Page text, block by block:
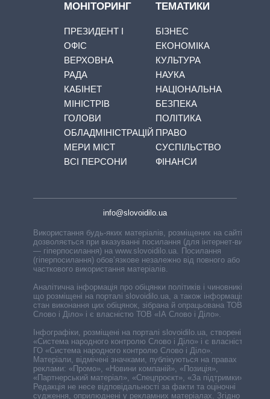
МОНІТОРИНГ
ПРЕЗИДЕНТ І
ОФІС
ВЕРХОВНА
РАДА
КАБІНЕТ
МІНІСТРІВ
ГОЛОВИ
ОБЛАДМІНІСТРАЦІЙ
МЕРИ МІСТ
ВСІ ПЕРСОНИ
ТЕМАТИКИ
БІЗНЕС
ЕКОНОМІКА
КУЛЬТУРА
НАУКА
НАЦІОНАЛЬНА
БЕЗПЕКА
ПОЛІТИКА
ПРАВО
СУСПІЛЬСТВО
ФІНАНСИ
info@slovoidilo.ua
Використання будь-яких матеріалів, розміщених на сайті,
дозволяється при вказуванні посилання (для інтернет-видань
— гіперпосилання) на www.slovoidilo.ua. Посилання
(гіперпосилання) обов’язкове незалежно від повного або
часткового використання матеріалів.
Аналітична інформація про обіцянки політиків і чиновників,
що розміщені на порталі slovoidilo.ua, а також інформація про
стан виконання цих обіцянок, зібрана й опрацьована ТОВ «ІА
Слово і Діло» і є власністю ТОВ «ІА Слово і Діло».
Інфографіки, розміщені на порталі slovoidilo.ua, створені ГО
«Система народного контролю Слово і Діло» і є власністю
ГО «Система народного контролю Слово і Діло».
Матеріали, відмічені значками, публікуються на правах
реклами: «Промо», «Новини компаній», «Позиція»,
«Партнерський матеріал», «Спецпроєкт», «За підтримки».
Редакція не несе відповідальності за факти та оціночні
судження, оприлюднені у рекламних матеріалах. Згідно з